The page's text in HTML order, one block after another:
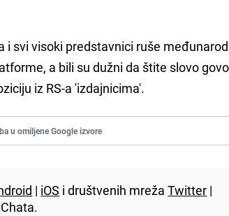
i svi visoki predstavnici ruše
a bili su dužni da štite slovo
iz RS-a 'izdajnicima'.
u omiljene Google izvore
| iOS i društvenih mrežaTwitter |
Chata.